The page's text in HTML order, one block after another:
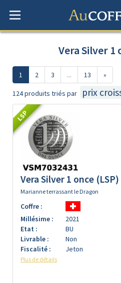
Vera Silver 1
1 2 3 ... 13 »
124 produits triés par
LSP
Vera Silver 1 once (LSP)
Marianne terrassant le Dragon
Coffre :
Millésime :
2021
Etat :
BU
Livrable :
Non
Fiscalité :
Jeton
Plus de détails